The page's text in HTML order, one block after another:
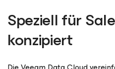
Speziell für
konzipiert